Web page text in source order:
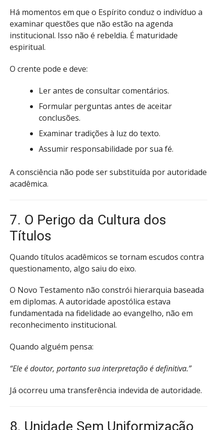
Há momentos em que o Espírito conduz o indivíduo a
examinar questões que não estão na agenda
institucional. Isso não é rebeldia. É maturidade
espiritual.
O crente pode e deve:
Ler antes de consultar comentários.
Formular perguntas antes de aceitar
conclusões.
Examinar tradições à luz do texto.
Assumir responsabilidade por sua fé.
A consciência não pode ser substituída por autoridade
acadêmica.
7. O Perigo da Cultura dos
Títulos
Quando títulos acadêmicos se tornam escudos contra
questionamento, algo saiu do eixo.
O Novo Testamento não constrói hierarquia baseada
em diplomas. A autoridade apostólica estava
fundamentada na fidelidade ao evangelho, não em
reconhecimento institucional.
Quando alguém pensa:
“Ele é doutor, portanto sua interpretação é definitiva.”
Já ocorreu uma transferência indevida de autoridade.
8. Unidade Sem Uniformização